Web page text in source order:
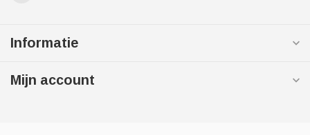
Informatie
Mijn account